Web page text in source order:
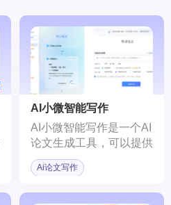
AI小微智能写作
AI小微智能写作是一个AI
论文生成工具，可以提供
PPT，任务书，课程论
文，文献综述范文，调研
Ai论文写作